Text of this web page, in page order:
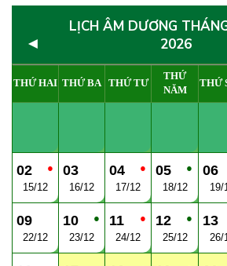
◄
LỊCH ÂM DƯƠNG
2026
THỨ HAI THỨ BA THỨ TƯ
THỨ
NĂM
THỨ
●
02
15/12
03
16/12
●
04
17/12
●
05
18/12
06
19/
09
22/12
●
10
23/12
●
11
24/12
●
12
25/12
13
26/